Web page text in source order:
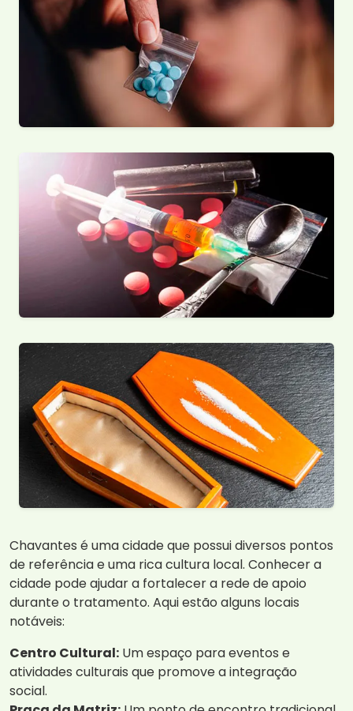
Chavantes é uma cidade que possui diversos pontos
de referência e uma rica cultura local. Conhecer a
cidade pode ajudar a fortalecer a rede de apoio
durante o tratamento. Aqui estão alguns locais
notáveis:
Centro Cultural: Um espaço para eventos e
atividades culturais que promove a integração
social.